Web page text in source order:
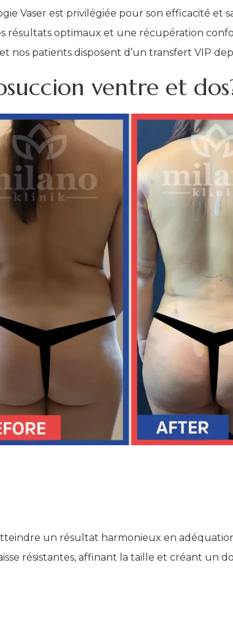
Vaser est privilégiée pour son efficacité et
résultats optimaux et une récupération
patients disposent d’un transfert VIP
ventre et
un résultat harmonieux en
résistantes, affinant la taille et créant un